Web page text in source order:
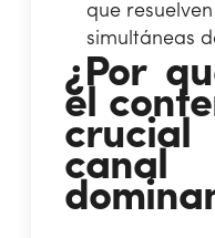
que
simultáneas
¿Por
el
canal